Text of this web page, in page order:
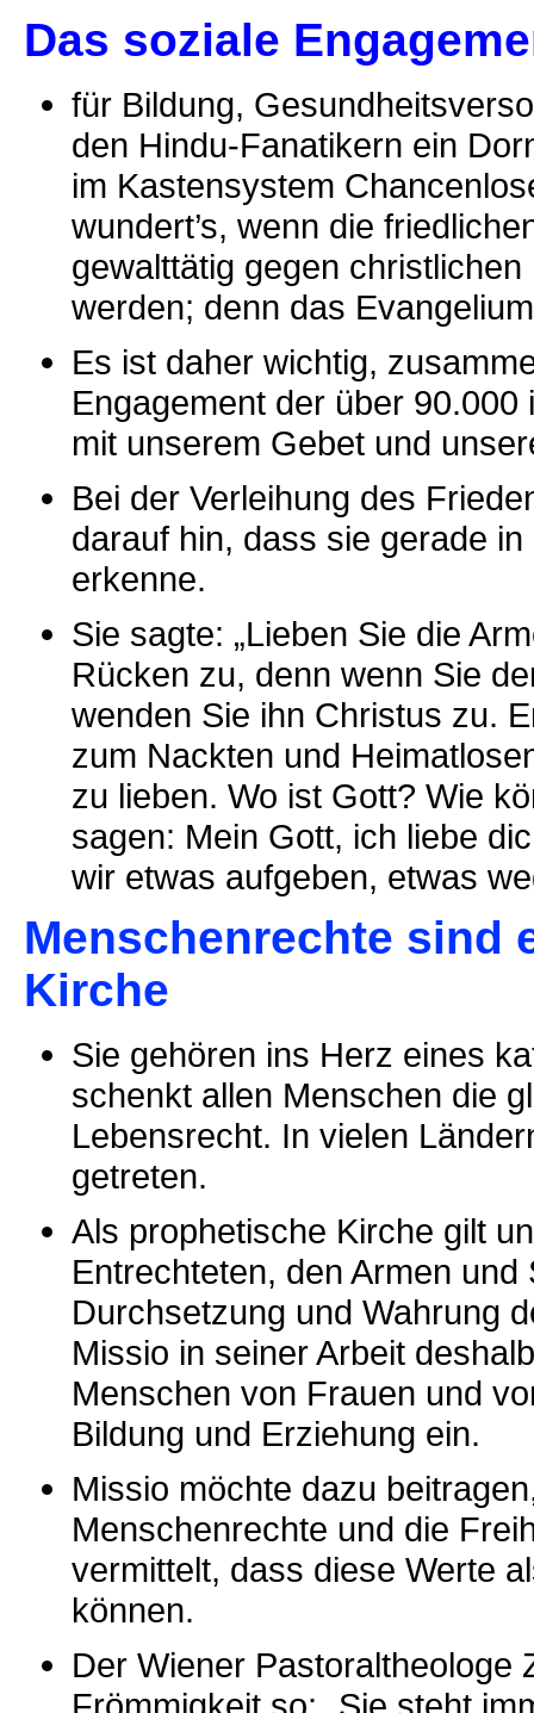
Das soziale
für Bildung,
den Hindu-Fanatikern ein
im Kastensystem
wundert’s, wenn die
gewalttätig gegen
werden; denn das
Es ist daher wichtig,
Engagement der über
mit unserem Gebet und
Bei der Verleihung des
darauf hin, dass sie gerade
erkenne.
Sie sagte: „Lieben Sie die
Rücken zu, denn wenn Sie
wenden Sie ihn Christus zu.
zum Nackten und
zu lieben. Wo ist Gott? Wie
sagen: Mein Gott, ich liebe
wir etwas aufgeben, etwas
Menschenrechte sind
Kirche
Sie gehören ins Herz eines
schenkt allen Menschen die
Lebensrecht. In vielen
getreten.
Als prophetische Kirche gilt
Entrechteten, den Armen
Durchsetzung und Wahrung
Missio in seiner Arbeit
Menschen von Frauen und
Bildung und Erziehung ein.
Missio möchte dazu
Menschenrechte und die
vermittelt, dass diese Werte
können.
Der Wiener Pastoraltheologe